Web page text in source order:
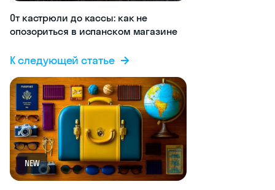
От кастрюли до кассы: как не
опозориться в испанском магазине
К следующей статье
NEW